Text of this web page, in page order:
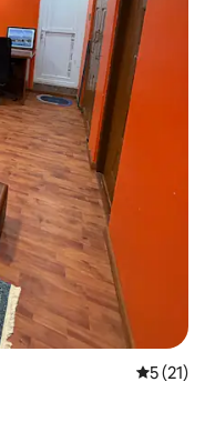
Prosječna
5 (21)